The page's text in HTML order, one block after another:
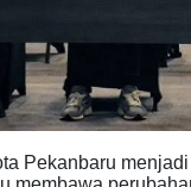
Pekanbaru